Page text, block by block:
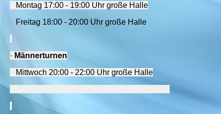
Montag 17:00 - 19:00 Uhr große Halle
Freitag 18:00 - 20:00 Uhr große Halle
· Männerturnen
Mittwoch 20:00 - 22:00 Uhr große Halle